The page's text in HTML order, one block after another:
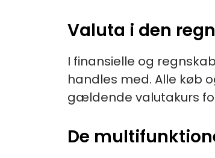
Valuta i den
I finansielle og
handles med. Alle køb
gældende valutakurs
De